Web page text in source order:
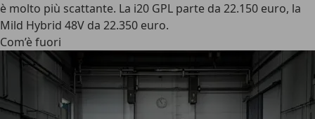
è molto più scattante. La i20 GPL parte da 22.150 euro, la
Mild Hybrid 48V da 22.350 euro.
Com’è fuori